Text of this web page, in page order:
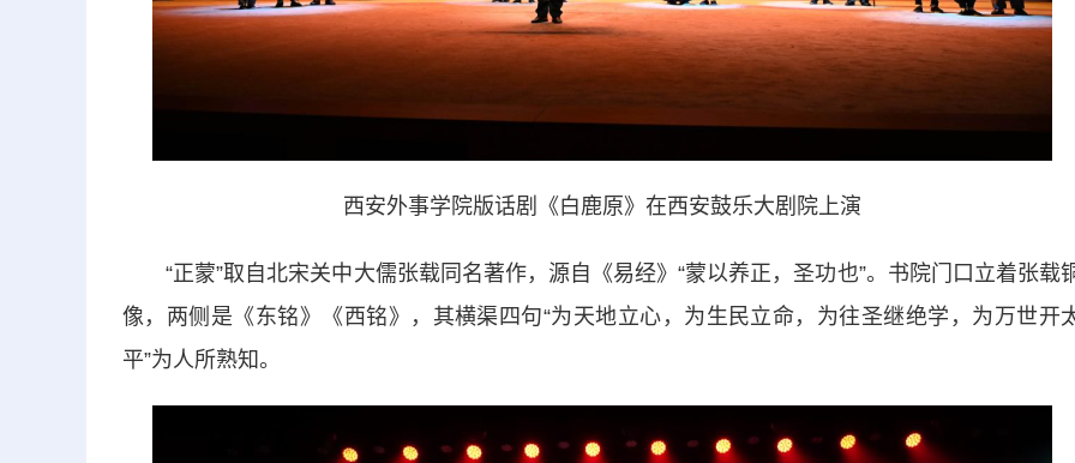
西安外事学院版话剧《白鹿原》在西安鼓乐大剧院上演
“正蒙”取自北宋关中大儒张载同名著作，源自《易经》“蒙以养正，圣功也”。书院门口立着张载
像，两侧是《东铭》《西铭》，其横渠四句“为天地立心，为生民立命，为往圣继绝学，为万世开
平”为人所熟知。